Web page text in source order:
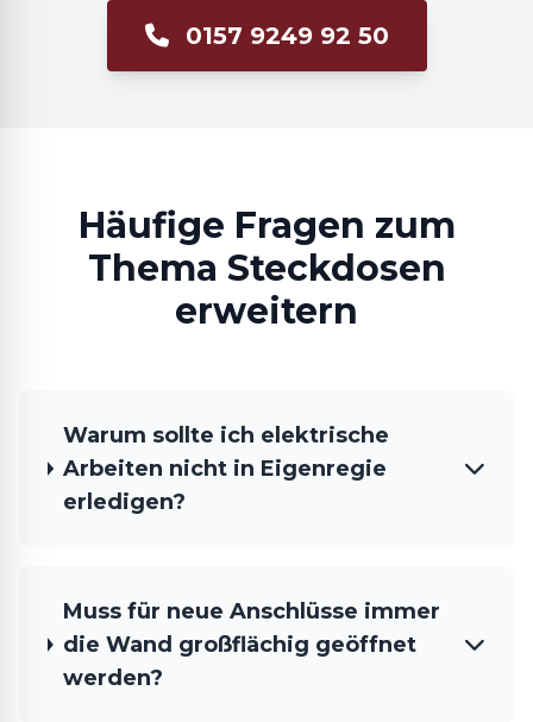
0157 9249 92 50
Häufige Fragen zum
Thema Steckdosen
erweitern
Warum sollte ich elektrische
Arbeiten nicht in Eigenregie
erledigen?
Muss für neue Anschlüsse immer
die Wand großflächig geöffnet
werden?